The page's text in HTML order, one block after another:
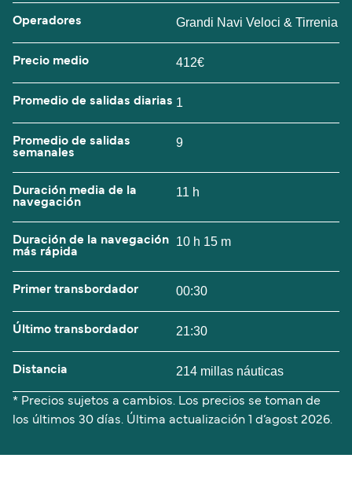
Operadores Grandi Navi Veloci & Tirrenia
Precio medio 412€
Promedio de salidas diarias 1
Promedio de salidas
semanales
9
Duración media de la
navegación
11 h
Duración de la navegación
más rápida
10 h 15 m
Primer transbordador 00:30
Último transbordador 21:30
Distancia 214 millas náuticas
* Precios sujetos a cambios. Los precios se toman de
los últimos 30 días. Última actualización 1 d’agost 2026.